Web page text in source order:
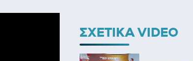
ΣΧΕΤΙΚΑ VIDEO